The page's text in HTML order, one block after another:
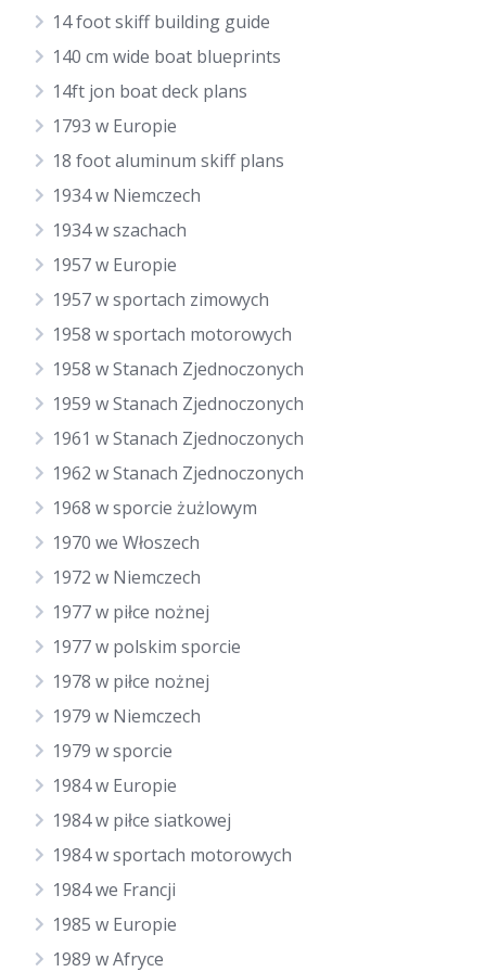
14 foot skiff building guide
140 cm wide boat blueprints
14ft jon boat deck plans
1793 w Europie
18 foot aluminum skiff plans
1934 w Niemczech
1934 w szachach
1957 w Europie
1957 w sportach zimowych
1958 w sportach motorowych
1958 w Stanach Zjednoczonych
1959 w Stanach Zjednoczonych
1961 w Stanach Zjednoczonych
1962 w Stanach Zjednoczonych
1968 w sporcie żużlowym
1970 we Włoszech
1972 w Niemczech
1977 w piłce nożnej
1977 w polskim sporcie
1978 w piłce nożnej
1979 w Niemczech
1979 w sporcie
1984 w Europie
1984 w piłce siatkowej
1984 w sportach motorowych
1984 we Francji
1985 w Europie
1989 w Afryce